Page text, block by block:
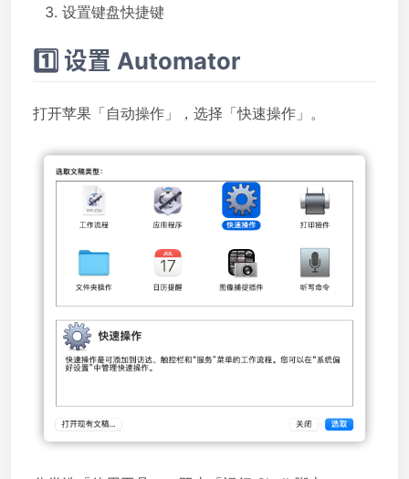
设置键盘快捷键
1️⃣ 设置 Automator
打开苹果「自动操作」，选择「快速操作」。